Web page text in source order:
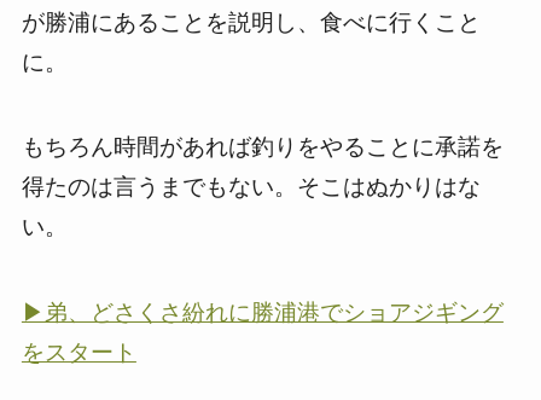
が勝浦にあることを説明し、食べに行くこと
に。
もちろん時間があれば釣りをやることに承諾を
得たのは言うまでもない。そこはぬかりはな
い。
▶弟、どさくさ紛れに勝浦港でショアジギング
をスタート